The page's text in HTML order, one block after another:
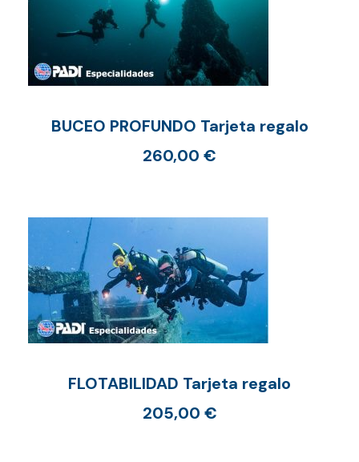
BUCEO PROFUNDO Tarjeta regalo
260,00 €
FLOTABILIDAD Tarjeta regalo
205,00 €